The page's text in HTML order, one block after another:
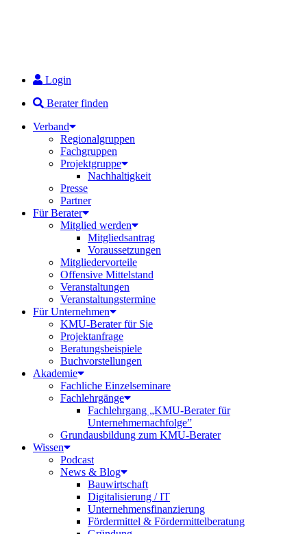
Login
Berater finden
Verband
Regionalgruppen
Fachgruppen
Projektgruppe
Nachhaltigkeit
Presse
Partner
Für Berater
Mitglied werden
Mitgliedsantrag
Voraussetzungen
Mitgliedervorteile
Offensive Mittelstand
Veranstaltungen
Veranstaltungstermine
Für Unternehmen
KMU-Berater für Sie
Projektanfrage
Beratungsbeispiele
Buchvorstellungen
Akademie
Fachliche Einzelseminare
Fachlehrgänge
Fachlehrgang „KMU-Berater für
Unternehmernachfolge”
Grundausbildung zum KMU-Berater
Wissen
Podcast
News & Blog
Bauwirtschaft
Digitalisierung / IT
Unternehmensfinanzierung
Fördermittel & Fördermittelberatung